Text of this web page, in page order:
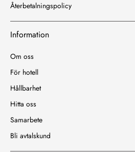
Återbetalningspolicy
Information
Om oss
För hotell
Hållbarhet
Hitta oss
Samarbete
Bli avtalskund